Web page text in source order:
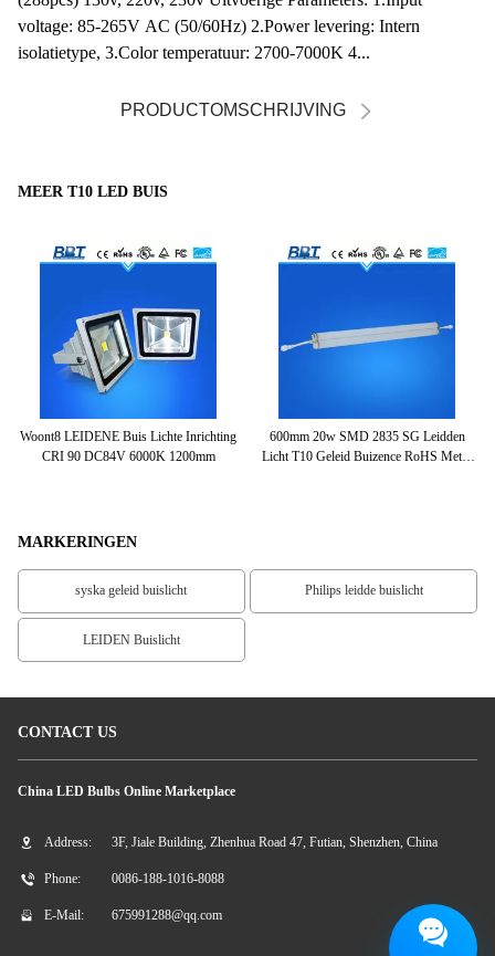
voltage: 85-265V AC (50/60Hz) 2.Power levering: Intern
isolatietype, 3.Color temperatuur: 2700-7000K 4...
PRODUCTOMSCHRIJVING
MEER T10 LED BUIS
Woont8 LEIDENE Buis Lichte Inrichting
CRI 90 DC84V 6000K 1200mm
600mm 20w SMD 2835 SG Leidden
Licht T10 Geleid Buizence RoHS Met 3
MARKERINGEN
syska geleid buislicht Philips leidde buislicht
LEIDEN Buislicht
CONTACT US
China LED Bulbs Online Marketplace
Address: 3F, Jiale Building, Zhenhua Road 47, Futian, Shenzhen, China
Phone: 0086-188-1016-8088
E-Mail: 675991288@qq.com